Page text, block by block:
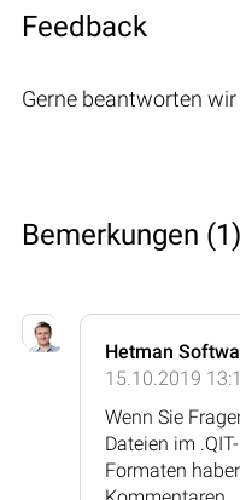
Feedback
Gerne beantworten wir
Bemerkungen (1)
Hetman
15.10.2019
Wenn Sie
Dateien im
Formaten